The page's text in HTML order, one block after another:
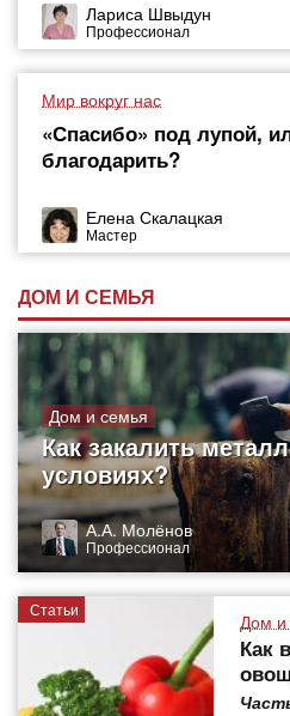
Лариса Швыдун
Профессионал
Мир вокруг нас
«Спасибо» под лупой,
благодарить?
Елена Скалацкая
Мастер
ДОМ И СЕМЬЯ
Дом и семья
Как закалить
условиях?
А.А. Молёнов
Профессионал
Статьи
Дом и
Как